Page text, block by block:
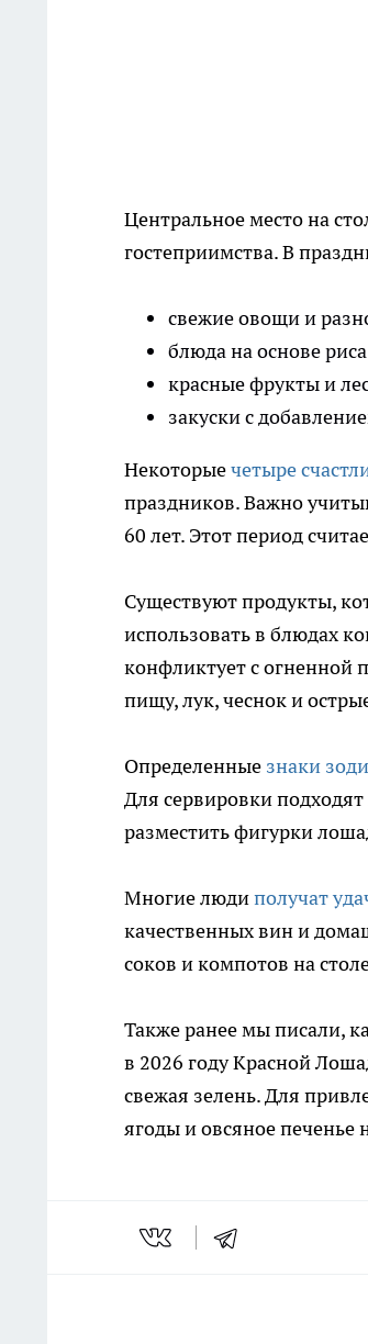
Центральное место на
гостеприимства. В
свежие овощи и
блюда на основе
красные фрукты и
закуски с
Некоторыечетыре
праздников. Важно
60 лет. Этот период
Существуют продукты,
использовать в блюдах
конфликтует с огненной
пищу, лук, чеснок и
Определенные знаки
Для сервировки
разместить фигурки
Многие людиполучат
качественных вин и
соков и компотов на
Также ранее мы писали,
в 2026 году Красной
свежая зелень. Для
ягоды и овсяное печенье